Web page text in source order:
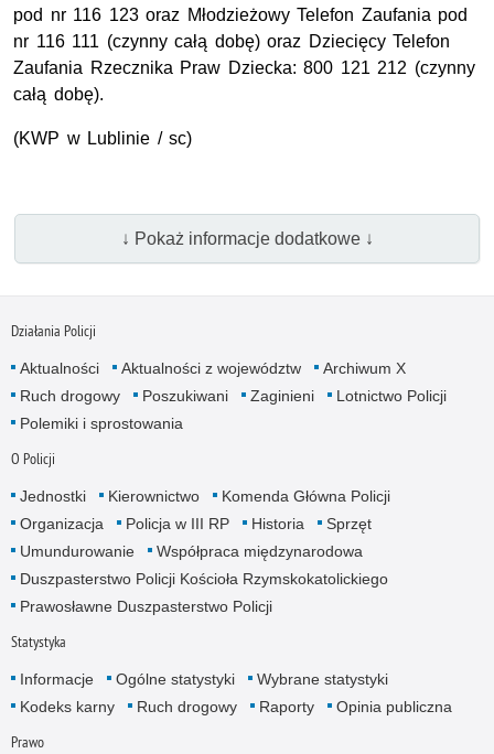
pod nr 116 123 oraz Młodzieżowy Telefon Zaufania pod
nr 116 111 (czynny całą dobę) oraz Dziecięcy Telefon
Zaufania Rzecznika Praw Dziecka: 800 121 212 (czynny
całą dobę).
(KWP w Lublinie / sc)
↓ Pokaż informacje dodatkowe ↓
Działania Policji
Aktualności Aktualności z województw
Archiwum X
Ruch drogowy
Poszukiwani Zaginieni
Lotnictwo Policji
Polemiki i sprostowania
O Policji
Jednostki Kierownictwo
Komenda Główna Policji
Organizacja
Policja w III RP Historia
Sprzęt
Umundurowanie
Współpraca międzynarodowa
Duszpasterstwo Policji Kościoła Rzymskokatolickiego
Prawosławne Duszpasterstwo Policji
Statystyka
Informacje Ogólne statystyki
Wybrane statystyki
Kodeks karny
Ruch drogowy Raporty Opinia publiczna
Prawo